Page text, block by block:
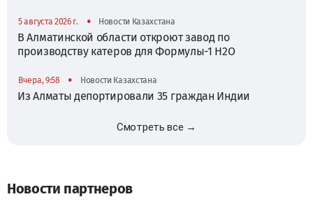
5 августа 2026 г. • Новости Казахстана
В Алматинской области откроют завод по
производству катеров для Формулы-1 H2O
Вчера, 9:58 • Новости Казахстана
Из Алматы депортировали 35 граждан Индии
Смотреть все →
Новости партнеров